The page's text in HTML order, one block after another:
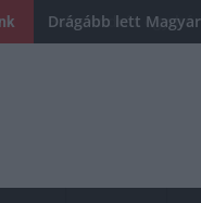
Drágább lett